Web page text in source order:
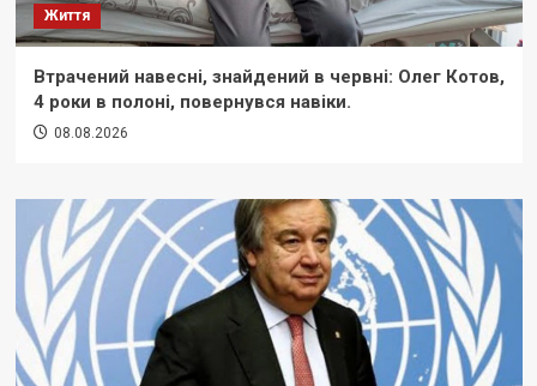
Життя
Втрачений навесні, знайдений в червні: Олег Котов,
4 роки в полоні, повернувся навіки.
08.08.2026